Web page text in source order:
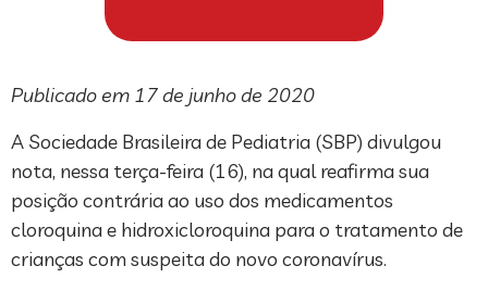
Publicado em 17 de junho de 2020
A Sociedade Brasileira de Pediatria (SBP) divulgou
nota, nessa terça-feira (16), na qual reafirma sua
posição contrária ao uso dos medicamentos
cloroquina e hidroxicloroquina para o tratamento de
crianças com suspeita do novo coronavírus.